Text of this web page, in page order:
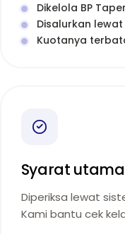
Dikelola BP
Disalurkan
Kuotanya
Syarat
Diperiksa lewat
Kami bantu cek